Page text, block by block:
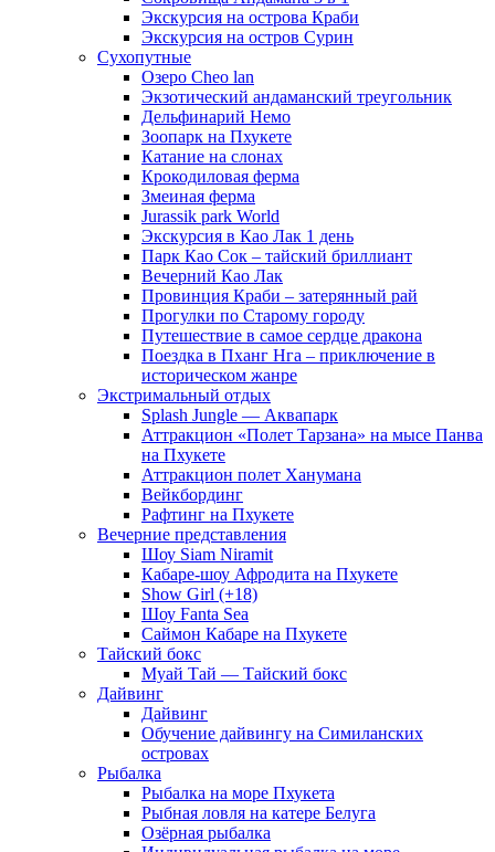
Экскурсия на острова Краби
Экскурсия на остров Сурин
Сухопутные
Озеро Cheo lan
Экзотический андаманский треугольник
Дельфинарий Немо
Зоопарк на Пхукете
Катание на слонах
Крокодиловая ферма
Змеиная ферма
Jurassik park World
Экскурсия в Као Лак 1 день
Парк Као Сок – тайский бриллиант
Вечерний Као Лак
Провинция Краби – затерянный рай
Прогулки по Старому городу
Путешествие в самое сердце дракона
Поездка в Пханг Нга – приключение в
историческом жанре
Экстримальный отдых
Splash Jungle — Аквапарк
Аттракцион «Полет Тарзана» на мысе Панва
на Пхукете
Аттракцион полет Ханумана
Вейкбординг
Рафтинг на Пхукете
Вечерние представления
Шоу Siam Niramit
Кабаре-шоу Афродита на Пхукете
Show Girl (+18)
Шоу Fanta Sea
Саймон Кабаре на Пхукете
Тайский бокс
Муай Тай — Тайский бокс
Дайвинг
Дайвинг
Обучение дайвингу на Симиланских
островах
Рыбалка
Рыбалка на море Пхукета
Рыбная ловля на катере Белуга
Озёрная рыбалка